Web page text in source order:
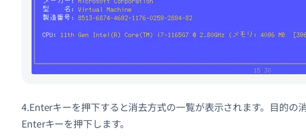
4.Enterキーを押下すると消去方式の一覧が表示されます。目的の
Enterキーを押下します。